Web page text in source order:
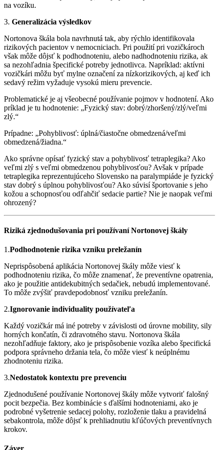
na vozíku.
3. Generalizácia výsledkov
Nortonova škála bola navrhnutá tak, aby rýchlo identifikovala
rizikových pacientov v nemocniciach. Pri použití pri vozičkároch
však môže dôjsť k podhodnoteniu, alebo nadhodnoteniu rizika, ak
sa nezohľadnia špecifické potreby jednotlivca. Napríklad: aktívni
vozičkári môžu byť mylne označení za nízkorizikových, aj keď ich
sedavý režim vyžaduje vysokú mieru prevencie.
Problematické je aj všeobecné používanie pojmov v hodnotení. Ako
príklad je tu hodnotenie: „Fyzický stav: dobrý/zhoršený/zlý/veľmi
zlý.“
Prípadne: „Pohyblivosť: úplná/čiastočne obmedzená/veľmi
obmedzená/žiadna.“
Ako správne opísať fyzický stav a pohyblivosť tetraplegika? Ako
veľmi zlý s veľmi obmedzenou pohyblivosťou? Avšak v prípade
tetraplegika reprezentujúceho Slovensko na paralympiáde je fyzický
stav dobrý s úplnou pohyblivosťou? Ako súvisí športovanie s jeho
kožou a schopnosťou odľahčiť sedacie partie? Nie je naopak veľmi
ohrozený?
Riziká zjednodušovania pri používaní Nortonovej škály
1.Podhodnotenie rizika vzniku preležanín
Neprispôsobená aplikácia Nortonovej škály môže viesť k
podhodnoteniu rizika, čo môže znamenať, že preventívne opatrenia,
ako je použitie antidekubitných sedačiek, nebudú implementované.
To môže zvýšiť pravdepodobnosť vzniku preležanín.
2.Ignorovanie individuality používateľa
Každý vozičkár má iné potreby v závislosti od úrovne mobility, sily
horných končatín, či zdravotného stavu. Nortonova škála
nezohľadňuje faktory, ako je prispôsobenie vozíka alebo špecifická
podpora správneho držania tela, čo môže viesť k neúplnému
zhodnoteniu rizika.
3.Nedostatok kontextu pre prevenciu
Zjednodušené používanie Nortonovej škály môže vytvoriť falošný
pocit bezpečia. Bez kombinácie s ďalšími hodnoteniami, ako je
podrobné vyšetrenie sedacej polohy, rozloženie tlaku a pravidelná
sebakontrola, môže dôjsť k prehliadnutiu kľúčových preventívnych
krokov.